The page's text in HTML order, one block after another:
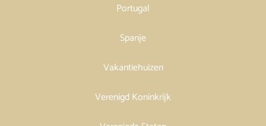
Portugal
Spanje
Vakantiehuizen
Verenigd Koninkrijk